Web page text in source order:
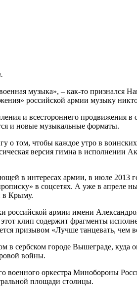
музыка», – как-то признался
российской армии музыку
и всестороннего продвижения
и новые музыкальные форматы.
том, чтобы каждое утро в воинских
версия гимна в исполнении
в интересах армии, в июле 2013
в соцсетях. А уже в апреле
в Крыму.
армии имени
клип содержит фрагменты
призывом «Лучше танцевать, чем
сербском городе Вышеграде,
войны.
военного оркестра Минобороны
площади столицы.